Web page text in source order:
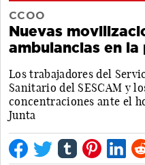
CCOO
Nuevas
ambulancias en la
Los trabajadores del
Sanitario del SESCAM y
concentraciones ante el
Junta